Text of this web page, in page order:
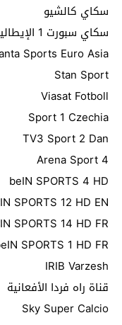
سكاي كالشيو
سكاي سبورت 1 الإيطالية
Sports Euro Asia
Stan Sport
Viasat Fotboll
Sport 1 Czechia
TV3 Sport 2 Dan
Arena Sport 4
beIN SPORTS 4 HD
SPORTS 12 HD EN
SPORTS 14 HD FR
SPORTS 1 HD FR
IRIB Varzesh
قناة راه فردا الأفعانیة
Sky Super Calcio